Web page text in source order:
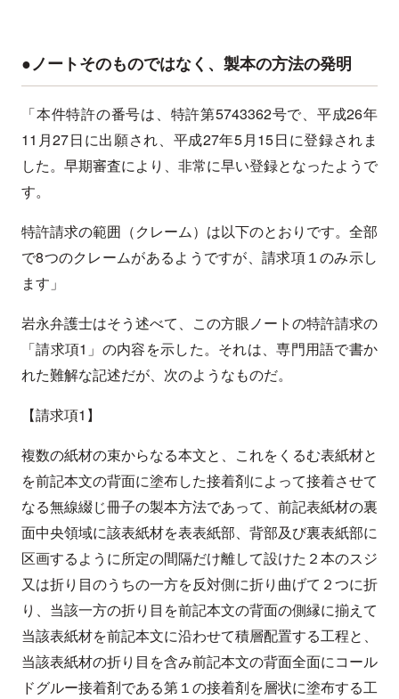
●ノートそのものではなく、製本の方法の発明
「本件特許の番号は、特許第5743362号で、平成26年
11月27日に出願され、平成27年5月15日に登録されま
した。早期審査により、非常に早い登録となったようで
す。
特許請求の範囲（クレーム）は以下のとおりです。全部
で8つのクレームがあるようですが、請求項１のみ示し
ます」
岩永弁護士はそう述べて、この方眼ノートの特許請求の
「請求項1」の内容を示した。それは、専門用語で書か
れた難解な記述だが、次のようなものだ。
【請求項1】
複数の紙材の束からなる本文と、これをくるむ表紙材と
を前記本文の背面に塗布した接着剤によって接着させて
なる無線綴じ冊子の製本方法であって、前記表紙材の裏
面中央領域に該表紙材を表表紙部、背部及び裏表紙部に
区画するように所定の間隔だけ離して設けた２本のスジ
又は折り目のうちの一方を反対側に折り曲げて２つに折
り、当該一方の折り目を前記本文の背面の側縁に揃えて
当該表紙材を前記本文に沿わせて積層配置する工程と、
当該表紙材の折り目を含み前記本文の背面全面にコール
ドグルー接着剤である第１の接着剤を層状に塗布する工